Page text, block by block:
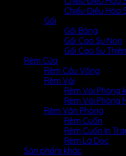
Chiếu Điều Hòa
Gối
Gối Bông
Gối Cao Su Non
Gối Cao Su
Rèm Cửa
Rèm Cầu Vồng
Rèm Vải
Rèm Vải Phòng
Rèm Vải Phòng
Rèm Văn Phòng
Rèm Cuốn
Rèm Cuốn In
Rèm Lá Dọc
Sản phẩm khác